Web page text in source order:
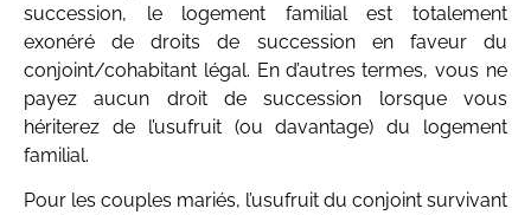
succession, le logement familial est totalement
exonéré de droits de succession en faveur du
conjoint/cohabitant légal. En d’autres termes, vous ne
payez aucun droit de succession lorsque vous
hériterez de l’usufruit (ou davantage) du logement
familial.
Pour les couples mariés, l’usufruit du conjoint survivant